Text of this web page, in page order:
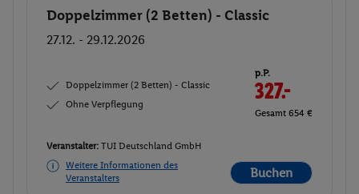
Buchen
Doppelzimmer (2 Betten) - Classic
27.12. - 29.12.2026
Doppelzimmer (2 Betten) - Classic
Ohne Verpflegung
p.P.
327.-
Gesamt 654 €
Veranstalter: TUI Deutschland GmbH
Weitere Informationen des
Veranstalters
Buchen